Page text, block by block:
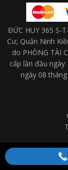
ĐỨC HUY 365 S-
Cư, Quận Ninh
do PHÒNG TÀI
cấp lần đầu
ngày 08